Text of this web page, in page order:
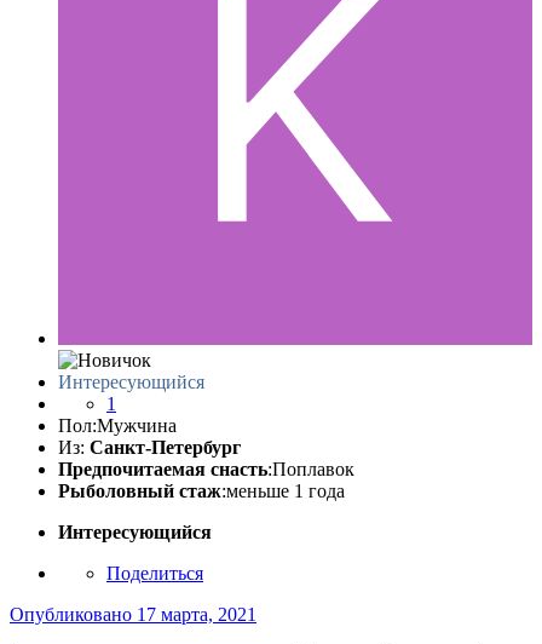
Интересующийся
1
Пол:Мужчина
Из: Санкт-Петербург
Предпочитаемая снасть:Поплавок
Рыболовный стаж:меньше 1 года
Интересующийся
Поделиться
Опубликовано 17 марта, 2021